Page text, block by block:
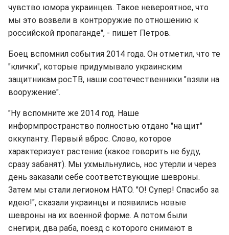
чувство юмора украинцев. Такое невероятное, что
мы это возвели в контроружие по отношению к
российской пропаганде", - пишет Петров.
Боец вспомнил события 2014 года. Он отметил, что те
"клички", которые придумывало украинским
защитникам росТВ, наши соотечественники "взяли на
вооружение".
"Ну вспомните же 2014 год. Наше
информпространство полностью отдано "на щит"
оккупанту. Первый вброс. Слово, которое
характеризует растение (какое говорить не буду,
сразу забанят). Мы ухмыльнулись, нос утерли и через
день заказали себе соответствующие шевроны.
Затем мы стали легионом НАТО. "О! Супер! Спасибо за
идею!", сказали украинцы и появились новые
шевроны на их военной форме. А потом были
снегири, два раба, поезд с которого снимают в